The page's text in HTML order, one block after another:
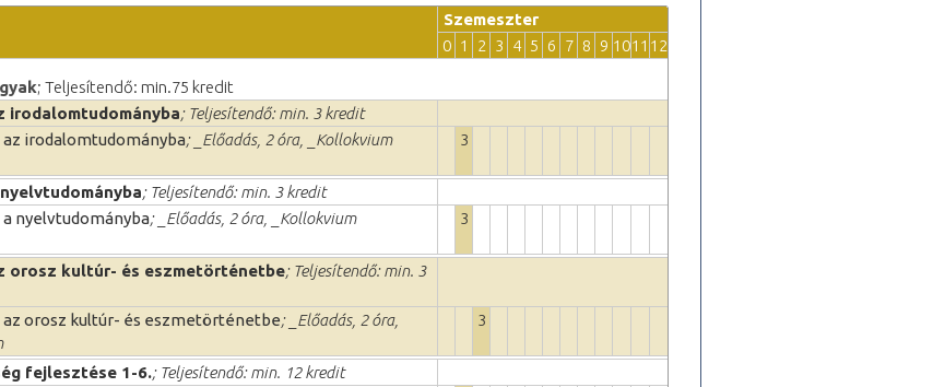
Szemeszter
0 1 2 3 4 5 6 7 8 9 1011 12
; Teljesítendő: min.75 kredit
irodalomtudományba; Teljesítendő: min. 3 kredit
irodalomtudományba; _Előadás, 2 óra, _Kollokvium 3
; Teljesítendő: min. 3 kredit
nyelvtudományba; _Előadás, 2 óra, _Kollokvium 3
orosz kultúr- és eszmetörténetbe; Teljesítendő: min. 3
orosz kultúr- és eszmetörténetbe; _Előadás, 2 óra,
3
fejlesztése 1-6.; Teljesítendő: min. 12 kredit